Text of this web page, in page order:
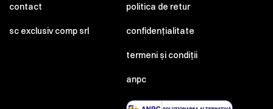
contact
sc exclusiv comp srl
politica de retur
confidențialitate
termeni și condiții
anpc